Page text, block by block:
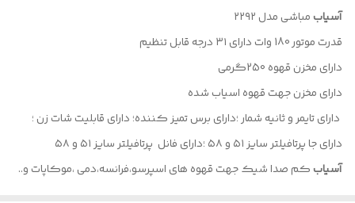
آسیاب مباشی مدل ۲۲۹۲
قدرت موتور 180 وات دارای ۳۱ درجه قابل تنظیم
دارای مخزن قهوه 250گرمی
دارای مخزن جهت قهوه اسیاب شده
دارای تایمر و ثانیه شمار ؛دارای برس تمیز کننده؛ دارای قابلیت شات زن ؛
دارای جا پرتافیلتر سایز ۵۱ و ۵۸ ؛دارای فانل پرتافیلتر سایز ۵۱ و ۵۸
آسیاب کم صدا ‌شیک جهت قهوه های اسپرسو،فرانسه،دمی ،موکاپات و..